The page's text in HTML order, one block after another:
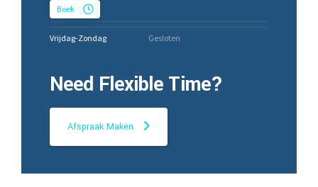
Boek
Vrijdag-Zondag Gesloten
Need Flexible Time?
Afspraak Maken